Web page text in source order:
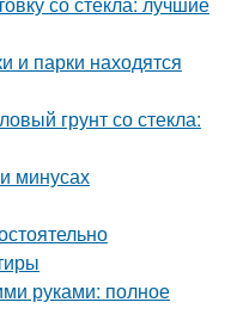
и парки находятся
грунт со стекла:
минусах
руками: полное